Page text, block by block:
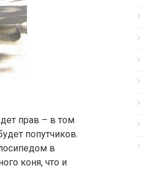
прав – в том
попутчиков.
в
коня, что и